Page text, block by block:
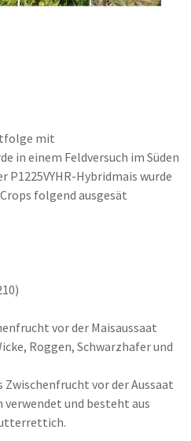
mit
in einem Feldversuch im Süden
Hybridmais wurde
folgend ausgesät
vor der Maisaussaat
Roggen, Schwarzhafer und
Zwischenfrucht vor der Aussaat
verwendet und besteht aus